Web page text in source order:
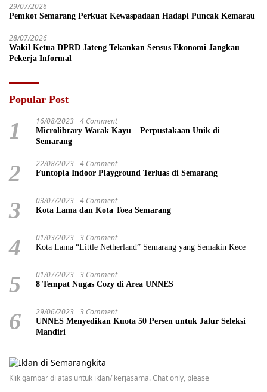
29/07/2026
Pemkot Semarang Perkuat Kewaspadaan Hadapi Puncak Kemarau
28/07/2026
Wakil Ketua DPRD Jateng Tekankan Sensus Ekonomi Jangkau
Pekerja Informal
Popular Post
1 16/08/2023 4 Comment
Microlibrary Warak Kayu – Perpustakaan Unik di
Semarang
2 22/08/2023 4 Comment
Funtopia Indoor Playground Terluas di Semarang
3 03/07/2023 4 Comment
Kota Lama dan Kota Toea Semarang
4 01/03/2023 3 Comment
Kota Lama “Little Netherland” Semarang yang Semakin Kece
5 01/07/2023 3 Comment
8 Tempat Nugas Cozy di Area UNNES
6 29/06/2023 3 Comment
UNNES Menyedikan Kuota 50 Persen untuk Jalur Seleksi
Mandiri
Klik gambar di atas untuk iklan/ kerjasama. Chat only, please